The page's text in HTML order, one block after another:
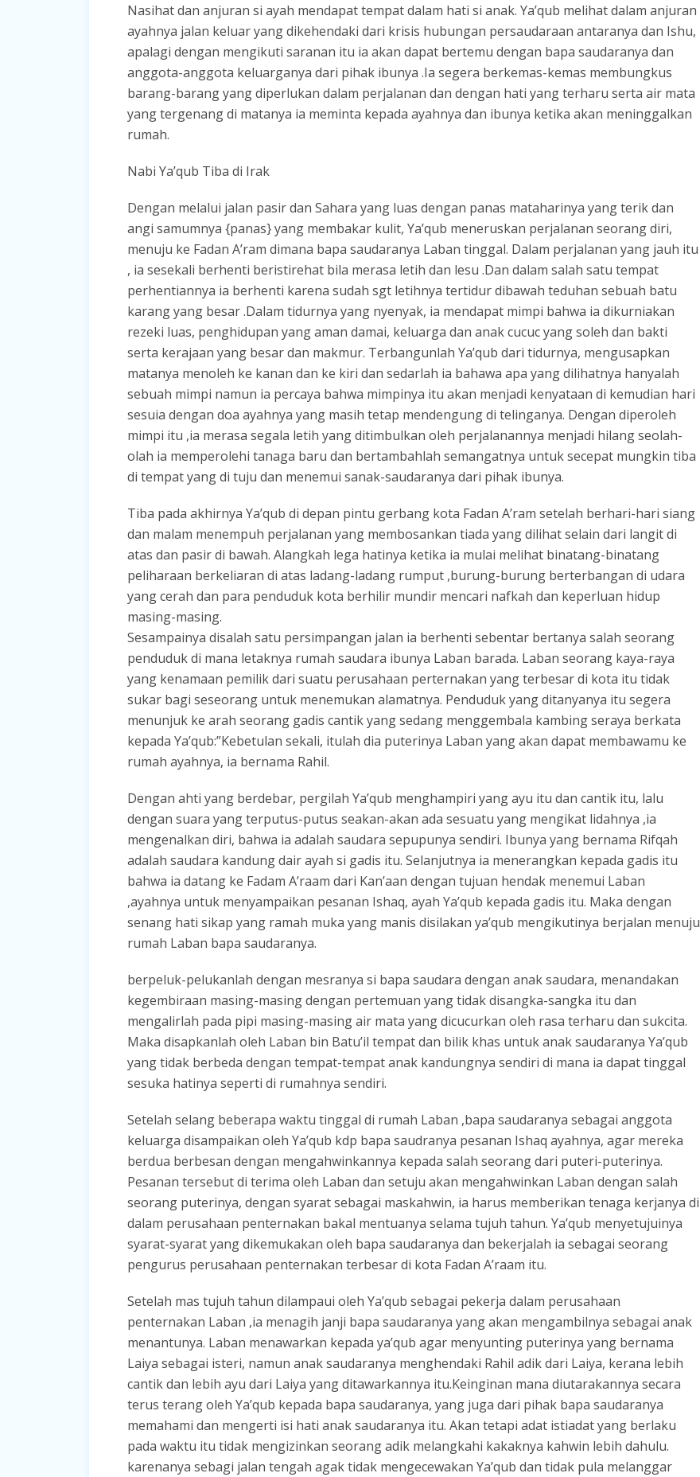
Nasihat dan anjuran si ayah mendapat tempat dalam hati si anak. Ya’qub melihat dalam anjuran
ayahnya jalan keluar yang dikehendaki dari krisis hubungan persaudaraan antaranya dan Ishu,
apalagi dengan mengikuti saranan itu ia akan dapat bertemu dengan bapa saudaranya dan
anggota-anggota keluarganya dari pihak ibunya .Ia segera berkemas-kemas membungkus
barang-barang yang diperlukan dalam perjalanan dan dengan hati yang terharu serta air mata
yang tergenang di matanya ia meminta kepada ayahnya dan ibunya ketika akan meninggalkan
rumah.
Nabi Ya’qub Tiba di Irak
Dengan melalui jalan pasir dan Sahara yang luas dengan panas mataharinya yang terik dan
angi samumnya {panas} yang membakar kulit, Ya’qub meneruskan perjalanan seorang diri,
menuju ke Fadan A’ram dimana bapa saudaranya Laban tinggal. Dalam perjalanan yang jauh itu
, ia sesekali berhenti beristirehat bila merasa letih dan lesu .Dan dalam salah satu tempat
perhentiannya ia berhenti karena sudah sgt letihnya tertidur dibawah teduhan sebuah batu
karang yang besar .Dalam tidurnya yang nyenyak, ia mendapat mimpi bahwa ia dikurniakan
rezeki luas, penghidupan yang aman damai, keluarga dan anak cucuc yang soleh dan bakti
serta kerajaan yang besar dan makmur. Terbangunlah Ya’qub dari tidurnya, mengusapkan
matanya menoleh ke kanan dan ke kiri dan sedarlah ia bahawa apa yang dilihatnya hanyalah
sebuah mimpi namun ia percaya bahwa mimpinya itu akan menjadi kenyataan di kemudian hari
sesuia dengan doa ayahnya yang masih tetap mendengung di telinganya. Dengan diperoleh
mimpi itu ,ia merasa segala letih yang ditimbulkan oleh perjalanannya menjadi hilang seolah-
olah ia memperolehi tanaga baru dan bertambahlah semangatnya untuk secepat mungkin tiba
di tempat yang di tuju dan menemui sanak-saudaranya dari pihak ibunya.
Tiba pada akhirnya Ya’qub di depan pintu gerbang kota Fadan A’ram setelah berhari-hari siang
dan malam menempuh perjalanan yang membosankan tiada yang dilihat selain dari langit di
atas dan pasir di bawah. Alangkah lega hatinya ketika ia mulai melihat binatang-binatang
peliharaan berkeliaran di atas ladang-ladang rumput ,burung-burung berterbangan di udara
yang cerah dan para penduduk kota berhilir mundir mencari nafkah dan keperluan hidup
masing-masing.
Sesampainya disalah satu persimpangan jalan ia berhenti sebentar bertanya salah seorang
penduduk di mana letaknya rumah saudara ibunya Laban barada. Laban seorang kaya-raya
yang kenamaan pemilik dari suatu perusahaan perternakan yang terbesar di kota itu tidak
sukar bagi seseorang untuk menemukan alamatnya. Penduduk yang ditanyanya itu segera
menunjuk ke arah seorang gadis cantik yang sedang menggembala kambing seraya berkata
kepada Ya’qub:”Kebetulan sekali, itulah dia puterinya Laban yang akan dapat membawamu ke
rumah ayahnya, ia bernama Rahil.
Dengan ahti yang berdebar, pergilah Ya’qub menghampiri yang ayu itu dan cantik itu, lalu
dengan suara yang terputus-putus seakan-akan ada sesuatu yang mengikat lidahnya ,ia
mengenalkan diri, bahwa ia adalah saudara sepupunya sendiri. Ibunya yang bernama Rifqah
adalah saudara kandung dair ayah si gadis itu. Selanjutnya ia menerangkan kepada gadis itu
bahwa ia datang ke Fadam A’raam dari Kan’aan dengan tujuan hendak menemui Laban
,ayahnya untuk menyampaikan pesanan Ishaq, ayah Ya’qub kepada gadis itu. Maka dengan
senang hati sikap yang ramah muka yang manis disilakan ya’qub mengikutinya berjalan menuju
rumah Laban bapa saudaranya.
berpeluk-pelukanlah dengan mesranya si bapa saudara dengan anak saudara, menandakan
kegembiraan masing-masing dengan pertemuan yang tidak disangka-sangka itu dan
mengalirlah pada pipi masing-masing air mata yang dicucurkan oleh rasa terharu dan sukcita.
Maka disapkanlah oleh Laban bin Batu’il tempat dan bilik khas untuk anak saudaranya Ya’qub
yang tidak berbeda dengan tempat-tempat anak kandungnya sendiri di mana ia dapat tinggal
sesuka hatinya seperti di rumahnya sendiri.
Setelah selang beberapa waktu tinggal di rumah Laban ,bapa saudaranya sebagai anggota
keluarga disampaikan oleh Ya’qub kdp bapa saudranya pesanan Ishaq ayahnya, agar mereka
berdua berbesan dengan mengahwinkannya kepada salah seorang dari puteri-puterinya.
Pesanan tersebut di terima oleh Laban dan setuju akan mengahwinkan Laban dengan salah
seorang puterinya, dengan syarat sebagai maskahwin, ia harus memberikan tenaga kerjanya di
dalam perusahaan penternakan bakal mentuanya selama tujuh tahun. Ya’qub menyetujuinya
syarat-syarat yang dikemukakan oleh bapa saudaranya dan bekerjalah ia sebagai seorang
pengurus perusahaan penternakan terbesar di kota Fadan A’raam itu.
Setelah mas tujuh tahun dilampaui oleh Ya’qub sebagai pekerja dalam perusahaan
penternakan Laban ,ia menagih janji bapa saudaranya yang akan mengambilnya sebagai anak
menantunya. Laban menawarkan kepada ya’qub agar menyunting puterinya yang bernama
Laiya sebagai isteri, namun anak saudaranya menghendaki Rahil adik dari Laiya, kerana lebih
cantik dan lebih ayu dari Laiya yang ditawarkannya itu.Keinginan mana diutarakannya secara
terus terang oleh Ya’qub kepada bapa saudaranya, yang juga dari pihak bapa saudaranya
memahami dan mengerti isi hati anak saudaranya itu. Akan tetapi adat istiadat yang berlaku
pada waktu itu tidak mengizinkan seorang adik melangkahi kakaknya kahwin lebih dahulu.
karenanya sebagi jalan tengah agak tidak mengecewakan Ya’qub dan tidak pula melanggar